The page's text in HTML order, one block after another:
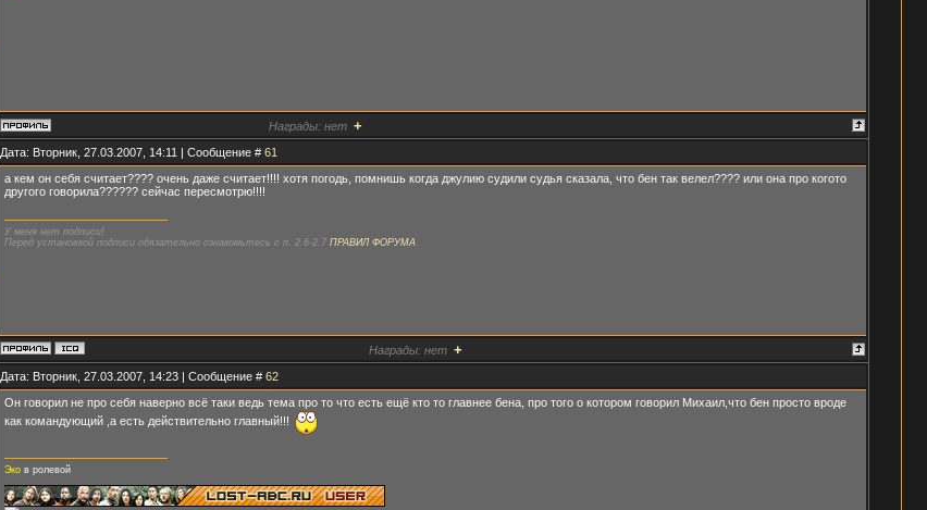
Награды: нет +
Дата: Вторник, 27.03.2007, 14:11 | Сообщение # 61
а кем он себя считает???? очень даже считает!!!! хотя погодь, помнишь когда джулию судили судья сказала, что бен так велел???? или она про когото
другого говорила?????? сейчас пересмотрю!!!!
У меня нет подписи!
Перед установкой подписи обязательно ознакомьтесь с п. 2.6-2.7 ПРАВИЛ ФОРУМА
Награды: нет +
Дата: Вторник, 27.03.2007, 14:23 | Сообщение # 62
Он говорил не про себя наверно всё таки ведь тема про то что есть ещё кто то главнее бена, про того о котором говорил Михаил,что бен просто вроде
как командующий ,а есть действительно главный!!!
Эков ролевой